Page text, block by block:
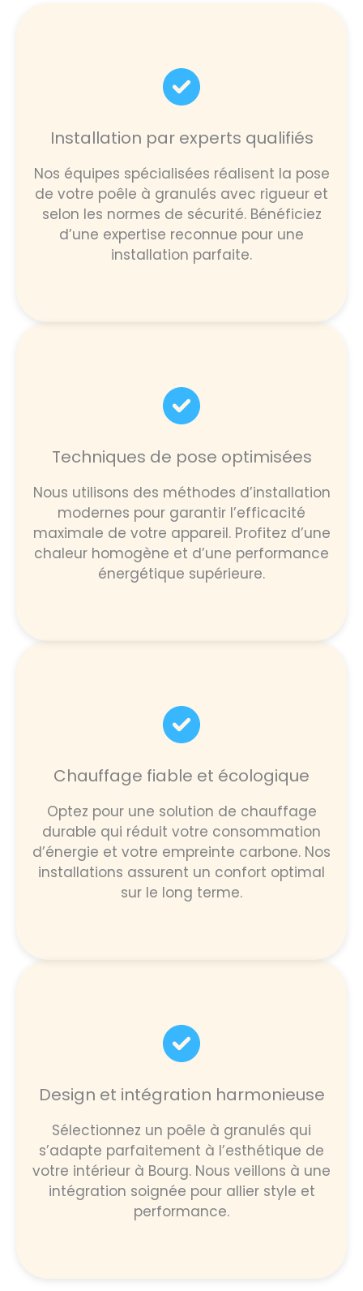
Installation par experts qualifiés
Nos équipes spécialisées réalisent la pose
de votre poêle à granulés avec rigueur et
selon les normes de sécurité. Bénéficiez
d’une expertise reconnue pour une
installation parfaite.
Techniques de pose optimisées
Nous utilisons des méthodes d’installation
modernes pour garantir l’efficacité
maximale de votre appareil. Profitez d’une
chaleur homogène et d’une performance
énergétique supérieure.
Chauffage fiable et écologique
Optez pour une solution de chauffage
durable qui réduit votre consommation
d’énergie et votre empreinte carbone. Nos
installations assurent un confort optimal
sur le long terme.
Design et intégration harmonieuse
Sélectionnez un poêle à granulés qui
s’adapte parfaitement à l’esthétique de
votre intérieur à Bourg. Nous veillons à une
intégration soignée pour allier style et
performance.